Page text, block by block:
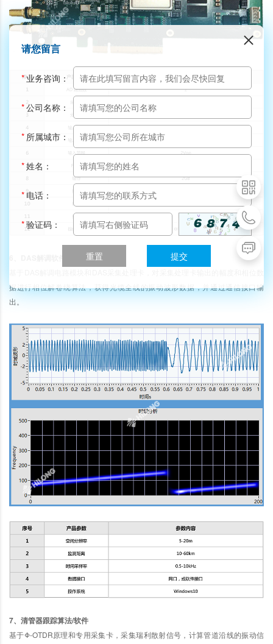
据进行相位解卷绕算法，获得光缆全线的振动波形数据，并通过通信接口输
出。
7、清管器跟踪算法/软件
基于Φ-OTDR原理和专用采集卡，采集瑞利散射信号，计算管道沿线的振动信
请您留言
*业务咨询：
*公司名称：
*所属城市：
*姓名：
*电话：
*验证码：
重置 提交